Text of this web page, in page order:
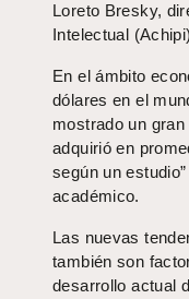
Loreto Bresky,
Intelectual
En el ámbito
dólares en el
mostrado un
adquirió en
según un
académico.
Las nuevas
también son
desarrollo actual